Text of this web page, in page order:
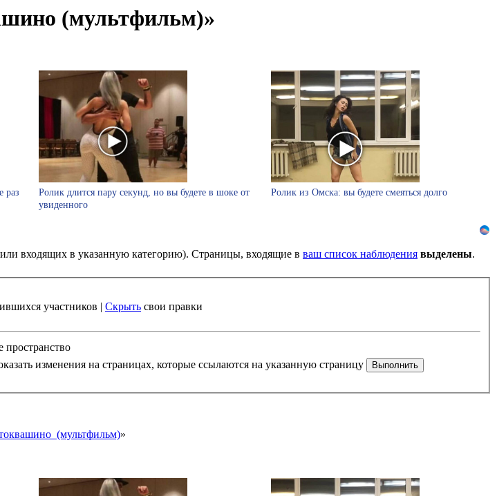
(мультфильм)»
раз
Ролик длится пару секунд, но вы будете в шоке от
увиденного
Ролик из Омска: вы будете смеяться долго
входящих в указанную категорию). Страницы, входящие в ваш список наблюдения выделены.
участников | Скрыть свои правки
пространство
изменения на страницах, которые ссылаются на указанную страницу
»